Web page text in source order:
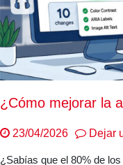
23/04/2026 Dejar
¿Sabías que el 80% de